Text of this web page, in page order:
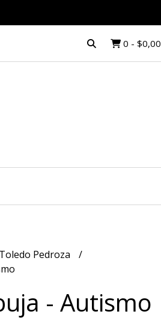
0 - $0,00
Pedroza
- Autismo